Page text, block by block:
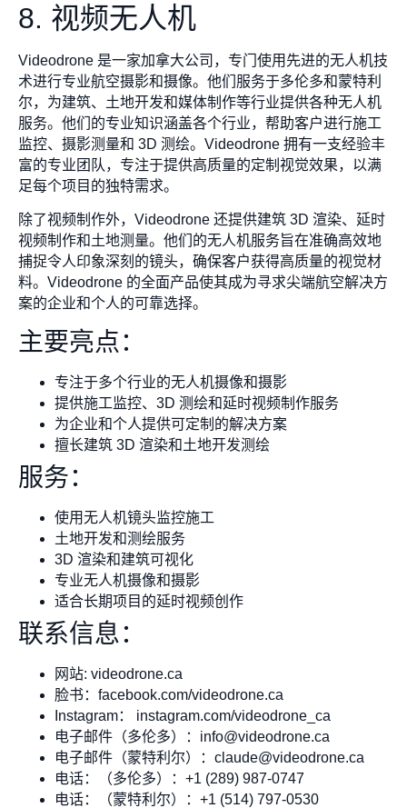
8. 视频无人机
Videodrone 是一家加拿大公司，专门使用先进的无人机技
术进行专业航空摄影和摄像。他们服务于多伦多和蒙特利
尔，为建筑、土地开发和媒体制作等行业提供各种无人机
服务。他们的专业知识涵盖各个行业，帮助客户进行施工
监控、摄影测量和 3D 测绘。Videodrone 拥有一支经验丰
富的专业团队，专注于提供高质量的定制视觉效果，以满
足每个项目的独特需求。
除了视频制作外，Videodrone 还提供建筑 3D 渲染、延时
视频制作和土地测量。他们的无人机服务旨在准确高效地
捕捉令人印象深刻的镜头，确保客户获得高质量的视觉材
料。Videodrone 的全面产品使其成为寻求尖端航空解决方
案的企业和个人的可靠选择。
主要亮点：
专注于多个行业的无人机摄像和摄影
提供施工监控、3D 测绘和延时视频制作服务
为企业和个人提供可定制的解决方案
擅长建筑 3D 渲染和土地开发测绘
服务：
使用无人机镜头监控施工
土地开发和测绘服务
3D 渲染和建筑可视化
专业无人机摄像和摄影
适合长期项目的延时视频创作
联系信息：
网站: videodrone.ca
脸书：facebook.com/videodrone.ca
Instagram： instagram.com/videodrone_ca
电子邮件（多伦多）： info@videodrone.ca
电子邮件（蒙特利尔）： claude@videodrone.ca
电话：（多伦多）：+1 (289) 987-0747
电话：（蒙特利尔）：+1 (514) 797-0530